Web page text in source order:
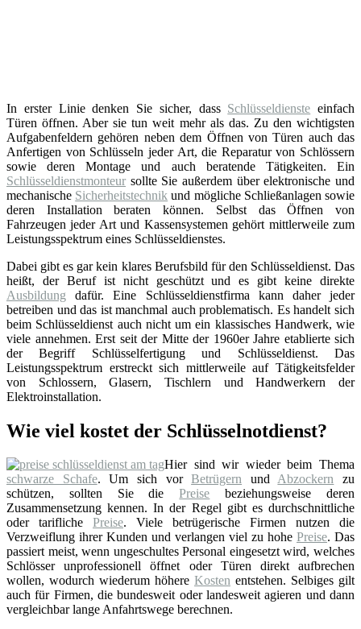
In erster Linie denken Sie sicher, dass Schlüsseldienste einfach
Türen öffnen. Aber sie tun weit mehr als das. Zu den wichtigsten
Aufgabenfeldern gehören neben dem Öffnen von Türen auch das
Anfertigen von Schlüsseln jeder Art, die Reparatur von Schlössern
sowie deren Montage und auch beratende Tätigkeiten. Ein
Schlüsseldienstmonteur sollte Sie außerdem über elektronische und
mechanische Sicherheitstechnik und mögliche Schließanlagen sowie
deren Installation beraten können. Selbst das Öffnen von
Fahrzeugen jeder Art und Kassensystemen gehört mittlerweile zum
Leistungsspektrum eines Schlüsseldienstes.
Dabei gibt es gar kein klares Berufsbild für den Schlüsseldienst. Das
heißt, der Beruf ist nicht geschützt und es gibt keine direkte
Ausbildung dafür. Eine Schlüsseldienstfirma kann daher jeder
betreiben und das ist manchmal auch problematisch. Es handelt sich
beim Schlüsseldienst auch nicht um ein klassisches Handwerk, wie
viele annehmen. Erst seit der Mitte der 1960er Jahre etablierte sich
der Begriff Schlüsselfertigung und Schlüsseldienst. Das
Leistungsspektrum erstreckt sich mittlerweile auf Tätigkeitsfelder
von Schlossern, Glasern, Tischlern und Handwerkern der
Elektroinstallation.
Wie viel kostet der Schlüsselnotdienst?
Hier sind wir wieder beim Thema
schwarze Schafe. Um sich vorBetrügern undAbzockern zu
schützen, sollten Sie diePreise beziehungsweise deren
Zusammensetzung kennen. In der Regel gibt es durchschnittliche
oder tarifliche Preise. Viele betrügerische Firmen nutzen die
Verzweiflung ihrer Kunden und verlangen viel zu hohe Preise. Das
passiert meist, wenn ungeschultes Personal eingesetzt wird, welches
Schlösser unprofessionell öffnet oder Türen direkt aufbrechen
wollen, wodurch wiederum höhere Kosten entstehen. Selbiges gilt
auch für Firmen, die bundesweit oder landesweit agieren und dann
vergleichbar lange Anfahrtswege berechnen.